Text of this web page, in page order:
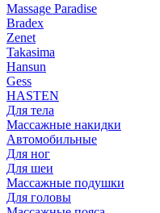
Massage Paradise
Bradex
Zenet
Takasima
Hansun
Gess
HASTEN
Для тела
Массажные накидки
Автомобильные
Для ног
Для шеи
Массажные подушки
Для головы